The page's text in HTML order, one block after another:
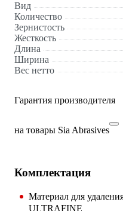
Вид
Количество
Зернистость
Жесткость
Длина
Ширина
Вес нетто
Гарантия производителя
на товары Sia Abrasives
Комплектация
Материал для
ULTRAFINE